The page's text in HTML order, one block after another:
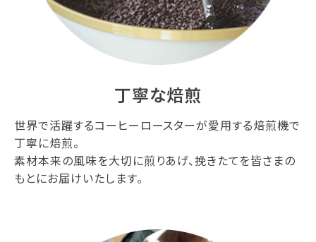
丁寧な焙煎
世界で活躍するコーヒーロースターが愛用する焙煎機で
丁寧に焙煎。
素材本来の風味を大切に煎りあげ、挽きたてを皆さまの
もとにお届けいたします。